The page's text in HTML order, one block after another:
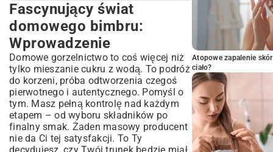
Fascynujący świat domowego bimbru:
Wprowadzenie
Krótka historia i współczesne spojrzenie na
tradycję
Aspekty prawne i bezpieczeństwo
produkcji bimbru w domu
Zrozumienie przepisów dotyczących
alkoholu na własny użytek
Bezpieczne praktyki destylacji: Czego
unikać?
Niezbędne składniki i sprzęt do
stworzenia idealnego trunku
Fascynujący świat
domowego bimbru:
Wprowadzenie
Domowe gorzelnictwo to coś więcej niż
tylko mieszanie cukru z wodą. To podróż
do korzeni, próba odtworzenia czegoś
pierwotnego i autentycznego. Pomyśl o
tym. Masz pełną kontrolę nad każdym
etapem – od wyboru składników po
finalny smak. Żaden masowy producent
nie da Ci tej satysfakcji. To Ty
Atopowe zapalenie
ciało?